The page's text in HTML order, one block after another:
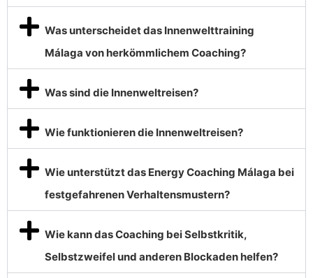
Was unterscheidet das Innenwelttraining
Málaga von herkömmlichem Coaching?
Was sind die Innenweltreisen?
Wie funktionieren die Innenweltreisen?
Wie unterstützt das Energy Coaching Málaga bei
festgefahrenen Verhaltensmustern?
Wie kann das Coaching bei Selbstkritik,
Selbstzweifel und anderen Blockaden helfen?